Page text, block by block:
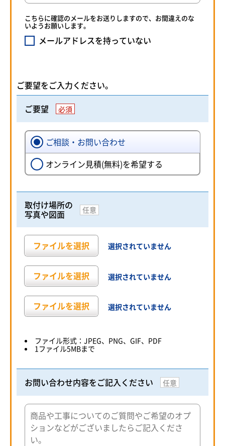
こちらに確認のメールをお送りしますので、お間違えのな
いようお願いします。
メールアドレスを持っていない
ご要望をご入力ください。
ご要望
必須
ご相談・お問い合わせ
オンライン見積(無料)を希望する
取付け場所の
写真や図面 任意
ファイルを選択 選択されていません
ファイルを選択 選択されていません
ファイルを選択 選択されていません
ファイル形式：JPEG、PNG、GIF、PDF
1ファイル5MBまで
お問い合わせ内容をご記入ください 任意